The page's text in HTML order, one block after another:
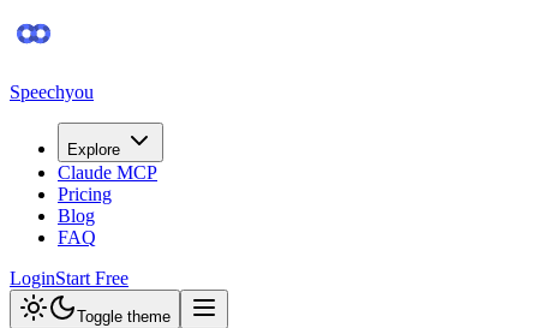
Speechyou
Explore
Claude MCP
Pricing
Blog
FAQ
LoginStart Free
Toggle theme